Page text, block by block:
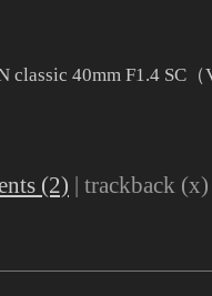
classic 40mm F1.4 SC
(2) | trackback (x)